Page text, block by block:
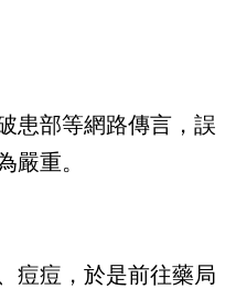
患部等網路傳言，誤
嚴重。
痘痘，於是前往藥局